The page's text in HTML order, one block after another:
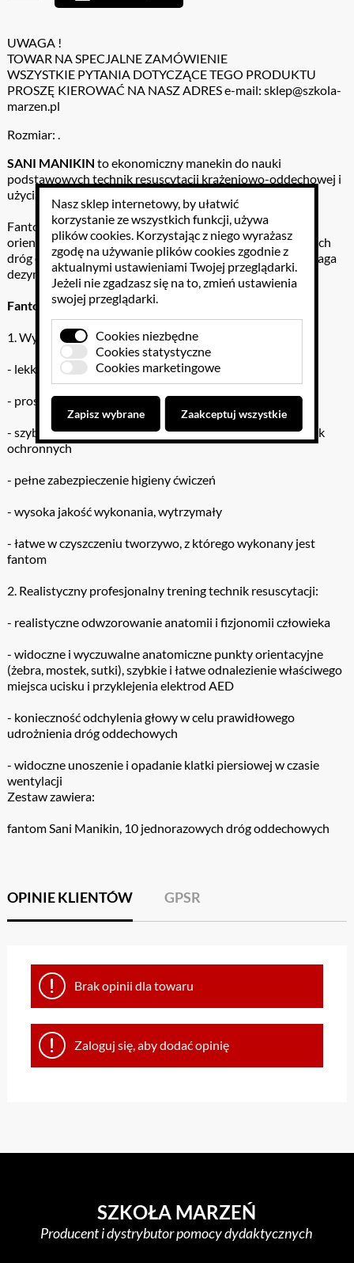
UWAGA !
TOWAR NA SPECJALNE ZAMÓWIENIE
WSZYSTKIE PYTANIA DOTYCZĄCE TEGO PRODUKTU
PROSZĘ KIEROWAĆ NA NASZ ADRES e-mail: sklep@szkola-
marzen.pl
Rozmiar: .
SANI MANIKIN to ekonomiczny manekin do nauki
podstawowych technik resuscytacji krążeniowo-oddechowej i
użycia AED.
Fantom posiada ruchomą głowę, anatomiczne punkty
orientacyjne oraz bardzo higieniczny system jednorazowych
dróg oddechowych (worki/maski), – dzięki czemu nie wymaga
dezynfekcji i czyszczenia.
Fantom SANI MANIKINto:
1. Wygoda użytkowania i redukcja kosztów:
- lekki i łatwy w transporcie i użytkowaniu
- prosta konstrukcja
- szybka, bezproblemowa zmiana jednorazowych maseczek
ochronnych
- pełne zabezpieczenie higieny ćwiczeń
- wysoka jakość wykonania, wytrzymały
- łatwe w czyszczeniu tworzywo, z którego wykonany jest
fantom
2. Realistyczny profesjonalny trening technik resuscytacji:
- realistyczne odwzorowanie anatomii i fizjonomii człowieka
- widoczne i wyczuwalne anatomiczne punkty orientacyjne
(żebra, mostek, sutki), szybkie i łatwe odnalezienie właściwego
miejsca ucisku i przyklejenia elektrod AED
- konieczność odchylenia głowy w celu prawidłowego
udrożnienia dróg oddechowych
- widoczne unoszenie i opadanie klatki piersiowej w czasie
wentylacji
Zestaw zawiera:
fantom Sani Manikin, 10 jednorazowych dróg oddechowych
OPINIE KLIENTÓW GPSR
Brak opinii dla towaru
Zaloguj się, aby dodać opinię
SZKOŁA MARZEŃ
Producent i dystrybutor pomocy dydaktycznych
Nasz sklep internetowy, by ułatwić
korzystanie ze wszystkich funkcji, używa
plików cookies. Korzystając z niego wyrażasz
zgodę na używanie plików cookies zgodnie z
aktualnymi ustawieniami Twojej przeglądarki.
Jeżeli nie zgadzasz się na to, zmień ustawienia
swojej przeglądarki.
Cookies niezbędne
Cookies statystyczne
Cookies marketingowe
Zapisz wybrane Zaakceptuj wszystkie